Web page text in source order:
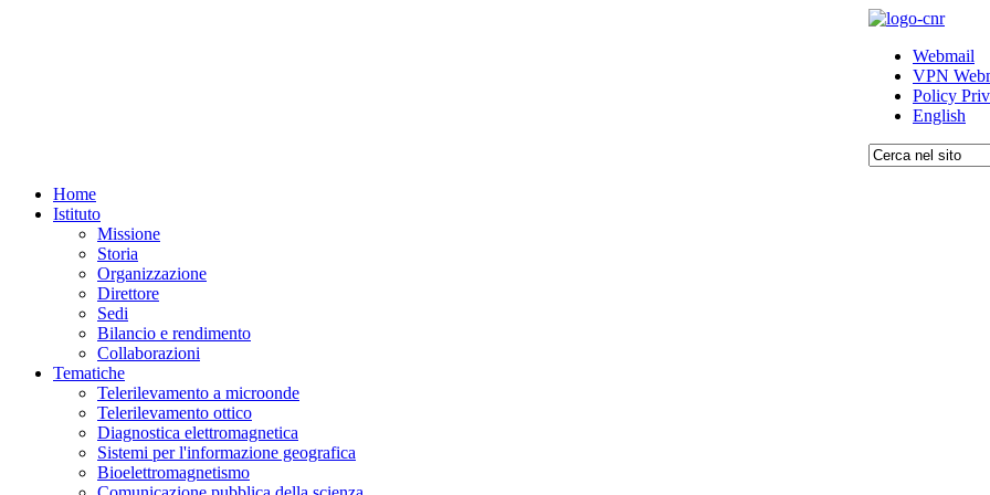
Webmail
VPN
Policy
English
Home
Istituto
Missione
Storia
Organizzazione
Direttore
Sedi
Bilancio e rendimento
Collaborazioni
Tematiche
Telerilevamento a microonde
Telerilevamento ottico
Diagnostica elettromagnetica
Sistemi per l'informazione geografica
Bioelettromagnetismo